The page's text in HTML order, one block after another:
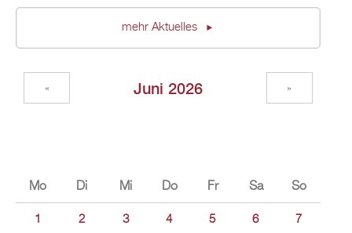
mehr Aktuelles
Juni 2026
« »
Mo Di Mi Do Fr Sa So
1 2 3 4 5 6 7